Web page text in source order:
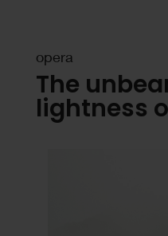
opera
The
lightness